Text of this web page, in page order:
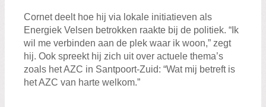
Cornet deelt hoe hij via lokale initiatieven als
Energiek Velsen betrokken raakte bij de politiek. “Ik
wil me verbinden aan de plek waar ik woon,” zegt
hij. Ook spreekt hij zich uit over actuele thema’s
zoals het AZC in Santpoort-Zuid: “Wat mij betreft is
het AZC van harte welkom.”